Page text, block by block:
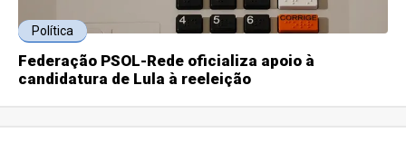
Política
Federação PSOL-Rede oficializa apoio à
candidatura de Lula à reeleição